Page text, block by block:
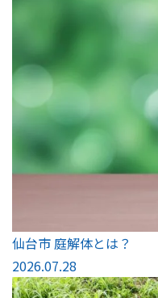
仙台市 庭解体とは？
2026.07.28